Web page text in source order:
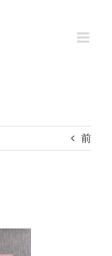
前